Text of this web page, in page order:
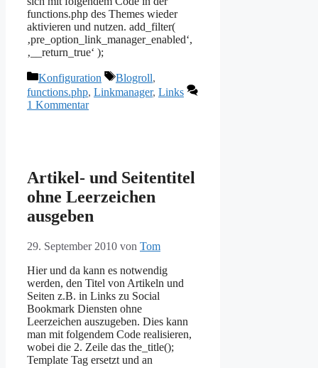
functions.php des Themes wieder
aktivieren und nutzen. add_filter(
‚pre_option_link_manager_enabled‘,
‚__return_true‘ );
Kategorien
Konfiguration Schlagwörter
Blogroll,
functions.php, Linkmanager, Links
1 Kommentar
Artikel- und Seitentitel
ohne Leerzeichen
ausgeben
29. September 2010 von Tom
Hier und da kann es notwendig
werden, den Titel von Artikeln und
Seiten z.B. in Links zu Social
Bookmark Diensten ohne
Leerzeichen auszugeben. Dies kann
man mit folgendem Code realisieren,
wobei die 2. Zeile das the_title();
Template Tag ersetzt und an